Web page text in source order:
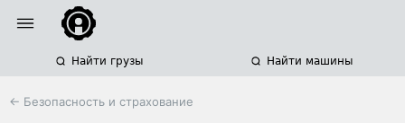
Найти грузы Найти машины
← Безопасность и страхование